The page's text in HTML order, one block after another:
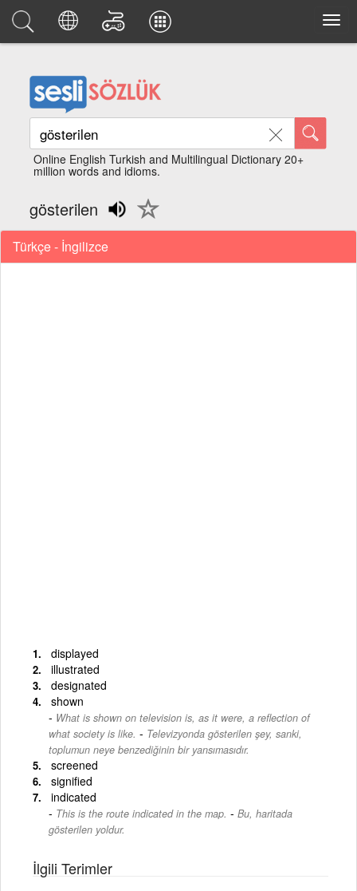
Online English Turkish and Multilingual Dictionary 20+
million words and idioms.
gösterilen
Türkçe - İngilizce
displayed
illustrated
designated
shown
What is shown on television is, as it were, a reflection of
what society is like. - Televizyonda gösterilen şey, sanki,
toplumun neye benzediğinin bir yansımasıdır.
screened
signified
indicated
This is the route indicated in the map. - Bu, haritada
gösterilen yoldur.
İlgili Terimler